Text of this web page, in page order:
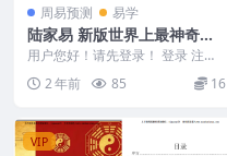
周易预测 易学
陆家易 新版世界上最神奇的2
4堂课（云课程）168视
用户您好！请先登录！ 登录 注册
陆家易 新版世界上最神奇的24堂
课（云课程） ...
2 年前 85 16
VIP